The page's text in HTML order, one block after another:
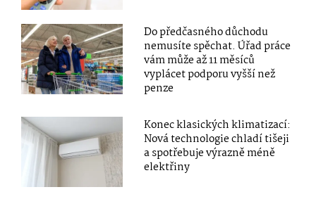
Do předčasného důchodu
nemusíte spěchat. Úřad práce
vám může až 11 měsíců
vyplácet podporu vyšší než
penze
Konec klasických klimatizací:
Nová technologie chladí tišeji
a spotřebuje výrazně méně
elektřiny